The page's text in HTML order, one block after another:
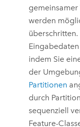
werden
überschritten.
indem Sie
der
Partitionen
durch
sequenziell
Feature-